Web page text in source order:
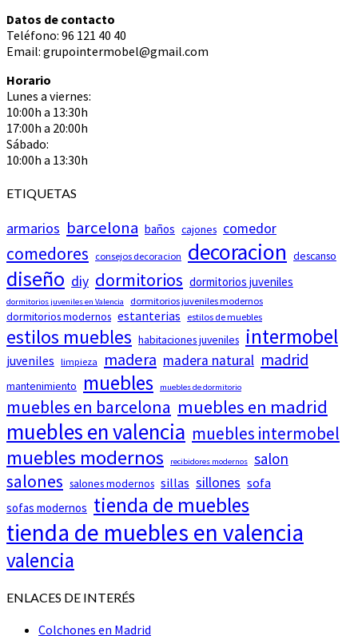
Datos de contacto
Teléfono: 96 121 40 40
Email: grupointermobel@gmail.com
Horario
Lunes a viernes:
10:00h a 13:30h
17:00h a 20:00h
Sábado:
10:00h a 13:30h
ETIQUETAS
armarios barcelona baños cajones comedor
comedores consejos decoracion decoracion descanso
diseño diy dormitorios dormitorios juveniles
dormitorios juveniles en Valencia dormitorios juveniles modernos
dormitorios modernos estanterias estilos de muebles
estilos muebles habitaciones juveniles intermobel
juveniles limpieza madera madera natural madrid
mantenimiento muebles muebles de dormitorio
muebles en barcelona muebles en madrid
muebles en valencia muebles intermobel
muebles modernos recibidores modernos salon
salones salones modernos sillas sillones sofa
sofas modernos tienda de muebles
tienda de muebles en valencia
valencia
ENLACES DE INTERÉS
Colchones en Madrid